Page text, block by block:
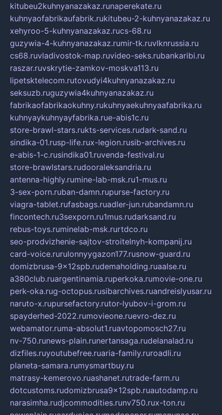
kitubeu2kuhnyanazakaz.runaperekate.ru
kuhnyaofabrikaufabrik.rukitubeu-2-kuhnyanazakaz.ru
xehyroo-5-kuhnyanazakaz.rucs-68.ru
guzywia-4-kuhnyanazakaz.rumir-tk.ruvlknrussia.ru
cs68.ruvladivostok-map.ruvideo-seks.rubankaribi.ru
raszar.ruvskrytie-zamkov-moskva113.ru
lipetsktelecom.rutovudyi4kuhnyanazakaz.ru
seksuzb.ruguzywia4kuhnyanazakaz.ru
fabrikaofabrikaokuhny.rukuhnyaekuhnyaafabrika.ru
kuhnyaykuhnyayfabrika.rue-abis1c.ru
store-brawl-stars.rukts-services.rudark-sand.ru
sindika-01.rusp-life.rux-legion.rusib-archives.ru
e-abis-1-c.rusindika01.ruvenda-festival.ru
store-brawlstars.rudooraleksandria.ru
antenna-highly.rumine-lab-msk.ru1-mus.ru
3-sex-porn.ruban-damn.rupurse-factory.ru
viagra-tablet.rufasbags.ruadler-jun.rubandamn.ru
fincontech.ru3sexporn.ru1mus.rudarksand.ru
rebus-toys.ruminelab-msk.rurtdco.ru
seo-prodvizhenie-sajtov-stroitelnyh-kompanij.ru
card-voice.rurulonnyygazon177.rusnow-guard.ru
domizbrusa-9x12spb.rudemaholding.ruaalse.ru
a380club.ruargentinamia.ruperkoka.rumovie-one.ru
perk-oka.rug-octopus.rusibarchives.ruandreislyusar.ru
naruto-x.rupursefactory.rutor-lyubov-i-grom.ru
spayderhed-2022.rumovieone.ruevro-dez.ru
webamator.ruma-absolut1.ruavtopomosch27.ru
nv-750.runews-plain.runertansaga.rudelanalad.ru
dizfiles.ruyoutubefree.ruaria-family.ruroadli.ru
planeta-samara.rumysmartbuy.ru
matrasy-kemerovo.ruashanet.rutrade-farm.ru
dotcustoms.rudomizbrusa9x12spb.ruautodamp.ru
narasimha.rudjcommodities.runv750.rux-ton.ru